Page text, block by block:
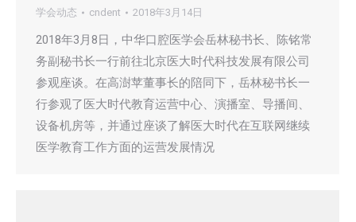
学会动态 cndent 2018年3月14日
2018年3月8日，中华口腔医学会岳林秘书长、陈铭常
务副秘书长一行前往北京医大时代科技发展有限公司
参观座谈。在高澍苹董事长的陪同下，岳林秘书长一
行参观了医大时代教育运营中心、演播室、导播间、
设备机房等，并通过座谈了解医大时代在互联网继续
医学教育工作方面的运营发展情况